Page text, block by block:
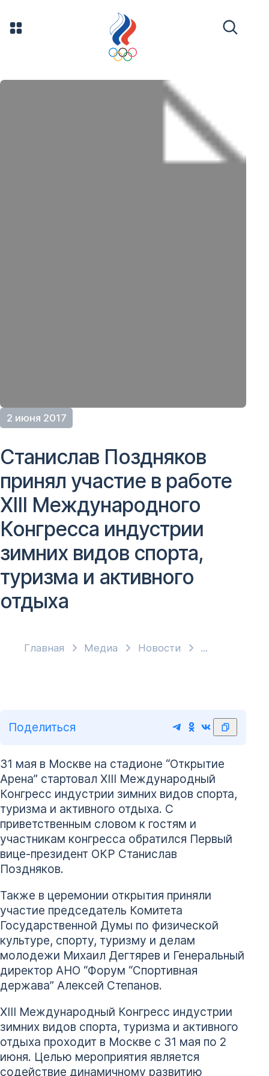
2 июня 2017
Главная Медиа Новости
Станислав Поздняков
принял участие в работе
XIII Международного
Конгресса индустрии
зимних видов спорта,
туризма и активного
отдыха
Поделиться
31 мая в Москве на стадионе “Открытие
Арена” стартовал XIII Международный
Конгресс индустрии зимних видов спорта,
туризма и активного отдыха. С
приветственным словом к гостям и
участникам конгресса обратился Первый
вице-президент ОКР Станислав
Поздняков.
Также в церемонии открытия приняли
участие председатель Комитета
Государственной Думы по физической
культуре, спорту, туризму и делам
молодежи Михаил Дегтярев и Генеральный
директор АНО “Форум “Спортивная
держава” Алексей Степанов.
XIII Международный Конгресс индустрии
зимних видов спорта, туризма и активного
отдыха проходит в Москве с 31 мая по 2
июня. Целью мероприятия является
содействие динамичному развитию